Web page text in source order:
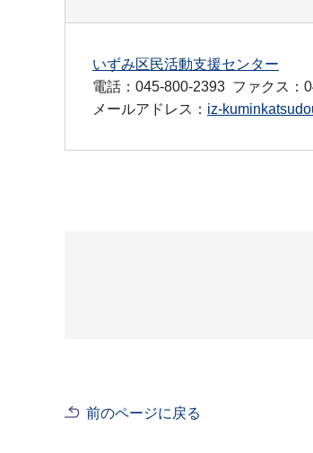
いずみ区民活動支援センター
電話：045-800-2393 ファクス：
メールアドレス： iz-
前のページに戻る